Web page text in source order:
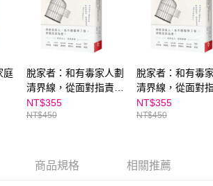
詳閱以下連結：https://oppay.tw/userRule
support/home
份有限公司提供之「AFTEE先享後付」服務完成之交
範圍內提供個人資料，並將交易相關給付款項請求債
限公司。
宜，請瀏覽以下網址：
先徵得法定代理人或監護人之同意方可使用
未經同意申辦者引起之損失，本公司不負相關責
查看運費
庭
脫家者：和有毒家人劃
清界線，從面對指責、
修復創傷到重建自我價
值，遇見全新的自己
NT$355
NT$450
脫家者：和有毒
清界線，從面對
修復創傷到重建
值，遇見全新的
NT$355
NT$450
商品規格 相關推薦